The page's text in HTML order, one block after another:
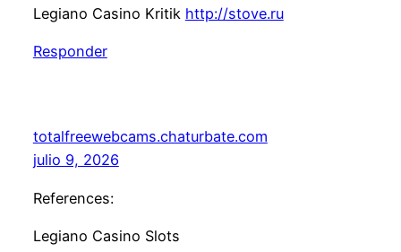
Legiano Casino Kritik http://stove.ru
Responder
totalfreewebcams.chaturbate.com
julio 9, 2026
References:
Legiano Casino Slots